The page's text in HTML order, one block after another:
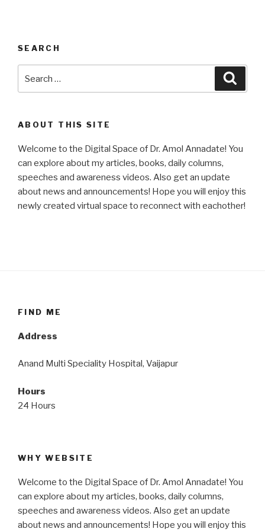
SEARCH
ABOUT THIS SITE
Welcome to the Digital Space of Dr. Amol Annadate! You
can explore about my articles, books, daily columns,
speeches and awareness videos. Also get an update
about news and announcements! Hope you will enjoy this
newly created virtual space to reconnect with eachother!
FIND ME
Address
Anand Multi Speciality Hospital, Vaijapur
Hours
24 Hours
WHY WEBSITE
Welcome to the Digital Space of Dr. Amol Annadate! You
can explore about my articles, books, daily columns,
speeches and awareness videos. Also get an update
about news and announcements! Hope you will enjoy this